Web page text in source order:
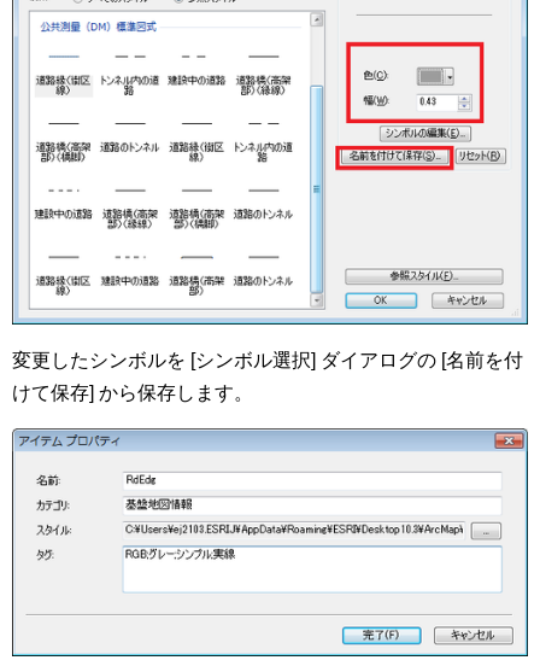
変更したシンボルを [シンボル選択] ダイアログの [名前を付
けて保存] から保存します。